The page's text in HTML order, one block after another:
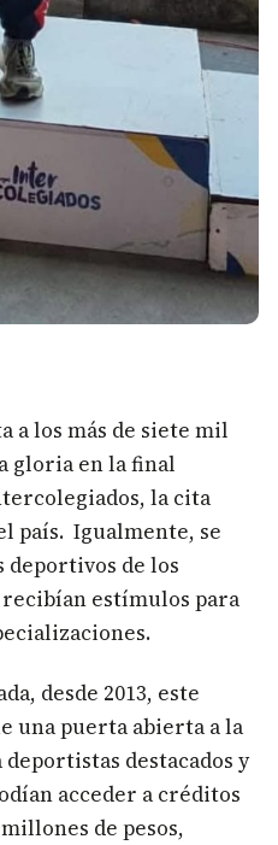
a los más de siete mil
gloria en la final
la cita
país. Igualmente, se
deportivos de los
estímulos para
desde 2013, este
una puerta abierta a la
destacados y
acceder a créditos
de pesos,